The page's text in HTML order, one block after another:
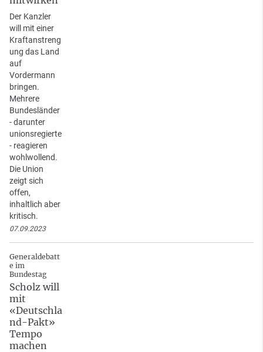
Der Kanzler
will mit einer
Kraftanstreng
ung das Land
auf
Vordermann
bringen.
Mehrere
Bundesländer
- darunter
unionsregierte
- reagieren
wohlwollend.
Die Union
zeigt sich
offen,
inhaltlich aber
kritisch.
07.09.2023
Generaldebatt
e im
Bundestag
Scholz will
mit
«Deutschla
nd-Pakt»
Tempo
machen